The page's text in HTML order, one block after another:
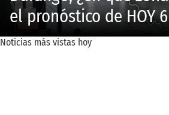
el pronóstico de HOY
Noticias más vistas hoy